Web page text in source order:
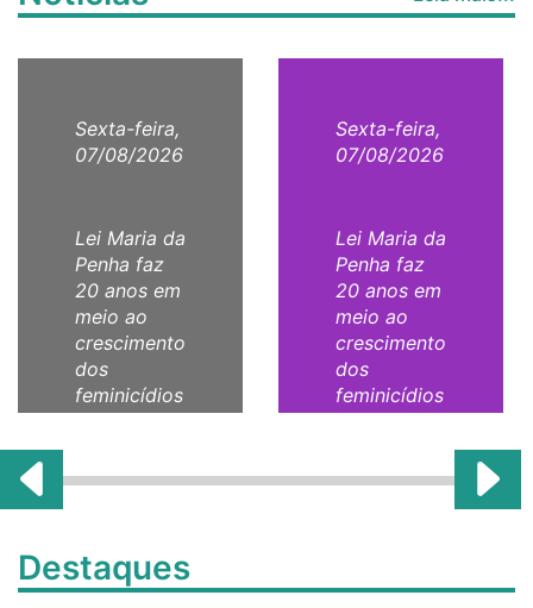
Sexta-feira,
07/08/2026
Lei Maria da
Penha faz
20 anos em
meio ao
crescimento
dos
feminicídios
Sexta-feira,
07/08/2026
Lei Maria da
Penha faz
20 anos em
meio ao
crescimento
dos
feminicídios
Destaques